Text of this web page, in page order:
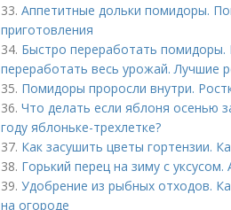
33. Аппетитные дольки помидоры.
приготовления
34. Быстро переработать
переработать весь урожай. Лучшие
35. Помидоры проросли внутри.
36. Что делать если яблоня осенью
году яблоньке-трехлетке?
37. Как засушить цветы гортензии.
38. Горький перец на зиму с
39. Удобрение из рыбных отходов.
на огороде